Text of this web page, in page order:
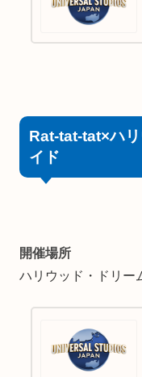
Rat-tat-tat×ハ
イド
開催場所
ハリウッド・ドリー